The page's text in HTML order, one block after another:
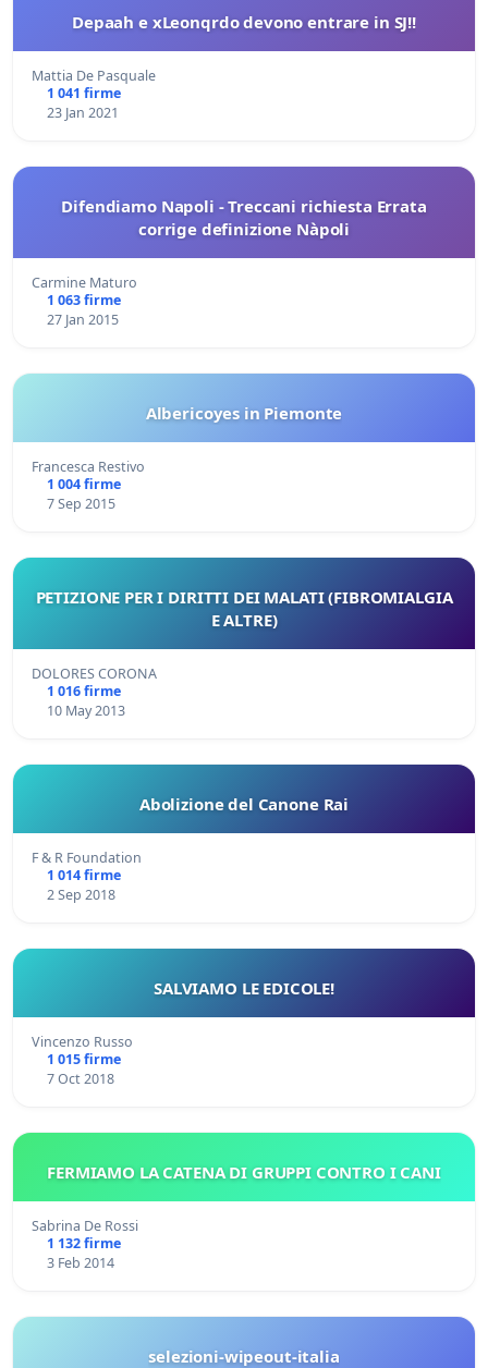
Depaah e xLeonqrdo devono entrare in SJ!!
Mattia De Pasquale
1 041 firme
23 Jan 2021
Difendiamo Napoli - Treccani richiesta Errata
corrige definizione Nàpoli
Carmine Maturo
1 063 firme
27 Jan 2015
Albericoyes in Piemonte
Francesca Restivo
1 004 firme
7 Sep 2015
PETIZIONE PER I DIRITTI DEI MALATI (FIBROMIALGIA
E ALTRE)
DOLORES CORONA
1 016 firme
10 May 2013
Abolizione del Canone Rai
F & R Foundation
1 014 firme
2 Sep 2018
SALVIAMO LE EDICOLE!
Vincenzo Russo
1 015 firme
7 Oct 2018
FERMIAMO LA CATENA DI GRUPPI CONTRO I CANI
Sabrina De Rossi
1 132 firme
3 Feb 2014
selezioni-wipeout-italia